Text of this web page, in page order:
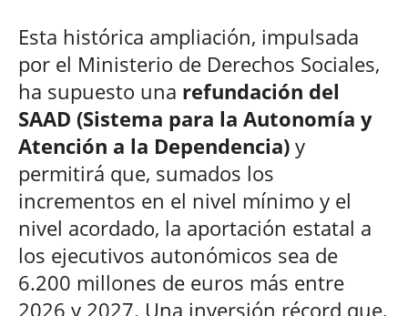
Esta histórica ampliación, impulsada
por el Ministerio de Derechos Sociales,
ha supuesto una refundación del
SAAD (Sistema para la Autonomía y
Atención a la Dependencia) y
permitirá que, sumados los
incrementos en el nivel mínimo y el
nivel acordado, la aportación estatal a
los ejecutivos autonómicos sea de
6.200 millones de euros más entre
2026 y 2027. Una inversión récord que,